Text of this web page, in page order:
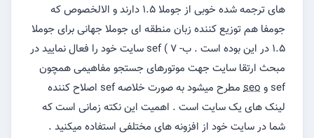
های ترجمه شده خوبی از جوملا ۱.۵ دارند و الالخصوص که
جومفا هم توزیع کننده زبان منطقه ای جوملا جهانی برای جوملا
۱.۵ در این بوده است . ب- ۷ ) sef سایت خود را فعال نمایید در
مبحث ارتقا سایت جهت موتورهای جستجو مفاهیمی همچون
sef و
seo
مطرح میشود به صورت خلاصه sef اصلاح کننده
لینک های یک سایت است . اهمیت این نکته زمانی است که
شما در سایت خود از افزونه های مختلفی استفاده میکنید .